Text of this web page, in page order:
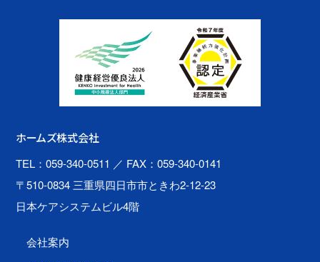
ホームズ株式会社
TEL：059-340-0511 ／ FAX：059-340-0141
〒510-0834 三重県四日市市ときわ2-12-23
日本ケアシステムビル4階
会社案内